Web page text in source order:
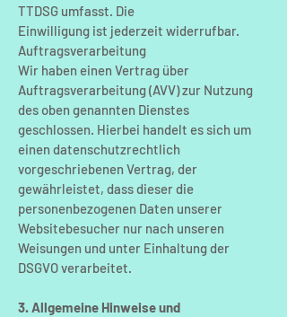
TTDSG umfasst. Die
Einwilligung ist jederzeit widerrufbar.
Auftragsverarbeitung
Wir haben einen Vertrag über
Auftragsverarbeitung (AVV) zur Nutzung
des oben genannten Dienstes
geschlossen. Hierbei handelt es sich um
einen datenschutzrechtlich
vorgeschriebenen Vertrag, der
gewährleistet, dass dieser die
personenbezogenen Daten unserer
Websitebesucher nur nach unseren
Weisungen und unter Einhaltung der
DSGVO verarbeitet.
3. Allgemeine Hinweise und